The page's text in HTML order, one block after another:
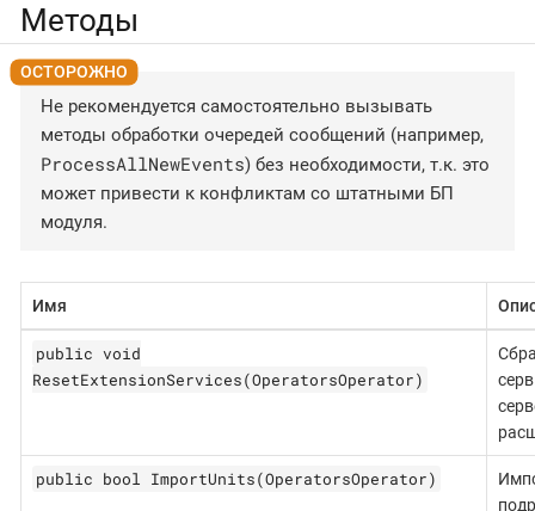
Методы
Не рекомендуется самостоятельно вызывать
методы обработки очередей сообщений (например,
ProcessAllNewEvents) без необходимости, т.к. это
может привести к конфликтам со штатными БП
модуля.
Имя
public void
ResetExtensionServices(OperatorsOperator)
public bool ImportUnits(OperatorsOperator)